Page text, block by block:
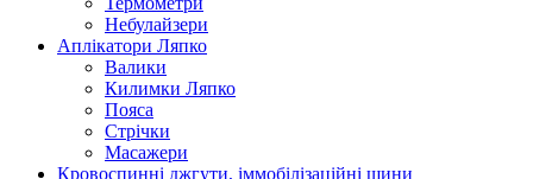
Небулайзери
Аплікатори Ляпко
Валики
Килимки Ляпко
Пояса
Стрічки
Масажери
Кровоспинні джгути, іммобілізаційні шини